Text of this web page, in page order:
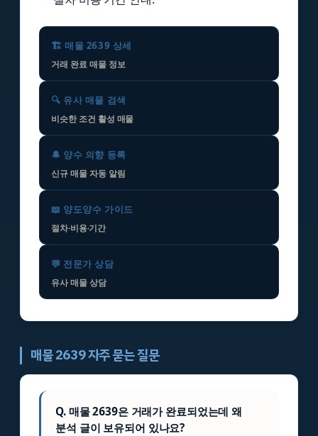
🏗️ 매물 2639 상세
거래 완료 매물 정보
🔍 유사 매물 검색
비슷한 조건 활성 매물
🔔 양수 의향 등록
신규 매물 자동 알림
📖 양도양수 가이드
절차·비용·기간
💬 전문가 상담
유사 매물 상담
매물 2639 자주 묻는 질문
Q. 매물 2639은 거래가 완료되었는데 왜
분석 글이 보유되어 있나요?